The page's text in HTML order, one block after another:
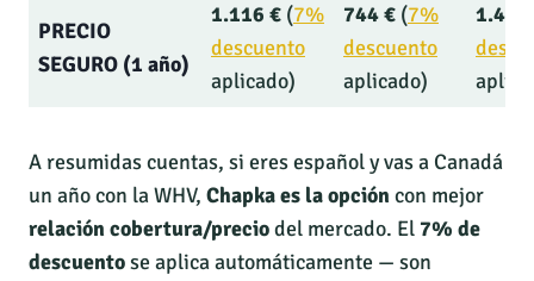
PRECIO
SEGURO (1 año)
1.116 € (7%
descuento
aplicado)
744 € (7%
descuento
aplicado)
1.439
A resumidas cuentas, si eres español y vas a Canadá
un año con la WHV, Chapka es la opción con mejor
relación cobertura/preciodel mercado. El 7% de
descuentose aplica automáticamente — son